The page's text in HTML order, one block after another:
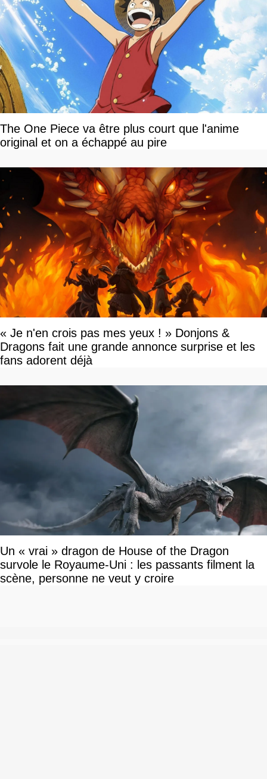
The One Piece va être plus court que l'anime
original et on a échappé au pire
« Je n'en crois pas mes yeux ! » Donjons &
Dragons fait une grande annonce surprise et les
fans adorent déjà
Un « vrai » dragon de House of the Dragon
survole le Royaume-Uni : les passants filment la
scène, personne ne veut y croire